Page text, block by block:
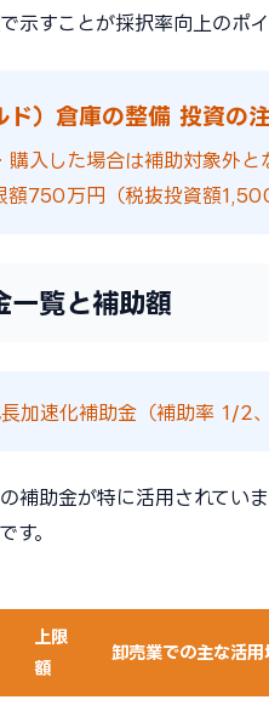
示すことが採択率向上のポイ
ド）倉庫の整備 投資の
入した場合は補助対象外
額750万円（税抜投資額
一覧と補助額
長加速化補助金（補助率 1/
補助金が特に活用されてい
す。
上限
額
卸売業での主な活用